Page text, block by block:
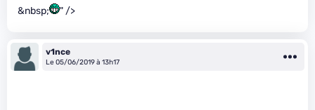
&nbsp; " />
v1nce
Le 05/06/2019 à 13h17